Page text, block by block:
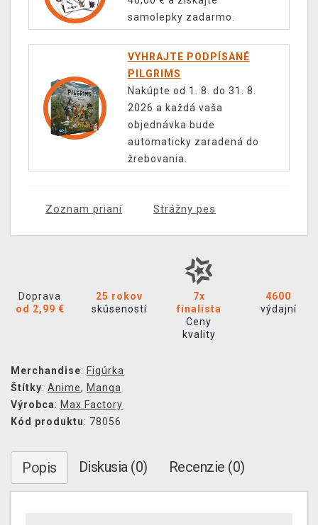
samolepky zadarmo.
VYHRAJTE PODPÍSANÉ
PILGRIMS
Nakúpte od 1. 8. do 31. 8.
2026 a každá vaša
objednávka bude
automaticky zaradená do
žrebovania.
Zoznam prianí Strážny pes
Doprava
od 2,99 €
25 rokov
skúseností
7x
finalista
Ceny
kvality
4600
výdajní
Merchandise: Figúrka
Štítky: Anime, Manga
Výrobca: Max Factory
Kód produktu: 78056
Popis Diskusia (0) Recenzie (0)